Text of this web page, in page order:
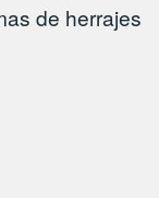
de herrajes